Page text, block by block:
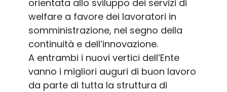
orientata allo sviluppo dei servizi di
welfare a favore dei lavoratori in
somministrazione, nel segno della
continuità e dell’innovazione.
A entrambi i nuovi vertici dell’Ente
vanno i migliori auguri di buon lavoro
da parte di tutta la struttura di